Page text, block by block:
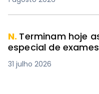
N. Terminam hoje
especial de exames
31 julho 2026